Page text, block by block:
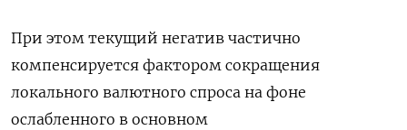
При этом текущий негатив частично
компенсируется фактором сокращения
локального валютного спроса на фоне
ослабленного в основном